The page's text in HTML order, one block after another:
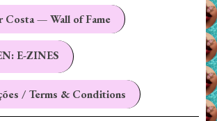
Costa — Wall of Fame
E-ZINES
/ Terms & Conditions